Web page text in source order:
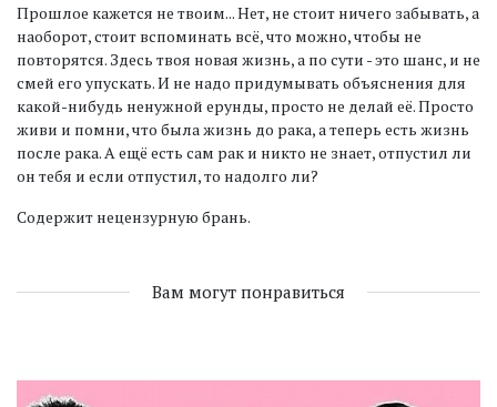
Прошлое кажется не твоим... Нет, не стоит ничего забывать, а
наоборот, стоит вспоминать всё, что можно, чтобы не
повторятся. Здесь твоя новая жизнь, а по сути - это шанс, и не
смей его упускать. И не надо придумывать объяснения для
какой-нибудь ненужной ерунды, просто не делай её. Просто
живи и помни, что была жизнь до рака, а теперь есть жизнь
после рака. А ещё есть сам рак и никто не знает, отпустил ли
он тебя и если отпустил, то надолго ли?
Содержит нецензурную брань.
Вам могут понравиться